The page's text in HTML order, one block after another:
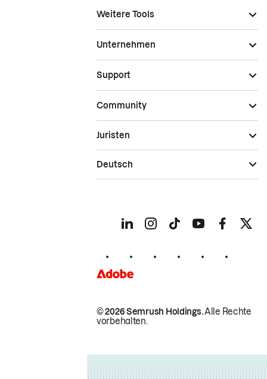
Weitere Tools
Unternehmen
Support
Community
© 2026 Semrush Holdings.Alle Rechte
vorbehalten.
Juristen
Deutsch